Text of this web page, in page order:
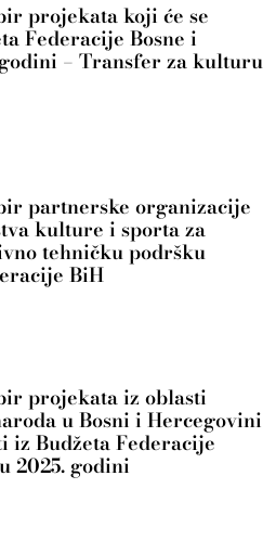
projekata koji će se
Federacije Bosne i
– Transfer za kulturu
partnerske organizacije
kulture i sporta za
tehničku podršku
BiH
projekata iz oblasti
u Bosni i Hercegovini
iz Budžeta Federacije
2025. godini